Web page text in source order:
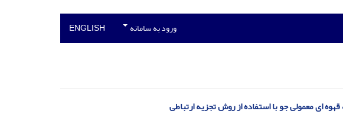
ورود به سامانه ENGLISH
ای معمولی جو با استفاده از روش تجزیه ارتباطی